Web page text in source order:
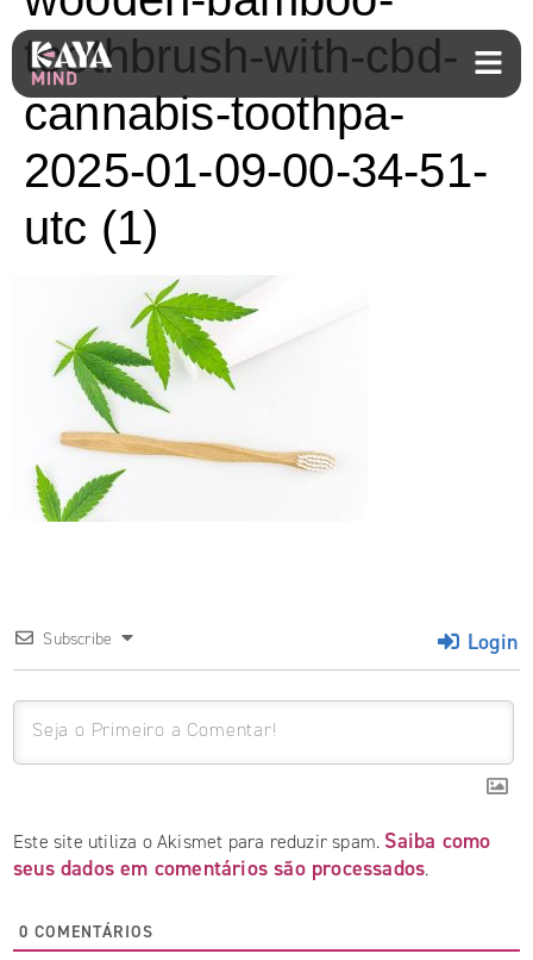
toothbrush-with-cbd-
cannabis-toothpa-
2025-01-09-00-34-51-
utc (1)
Subscribe Login
Este site utiliza o Akismet para reduzir spam. Saiba como
seus dados em comentários são processados.
0 COMENTÁRIOS